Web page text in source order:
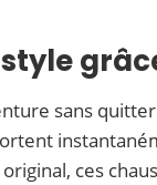
sans
ces